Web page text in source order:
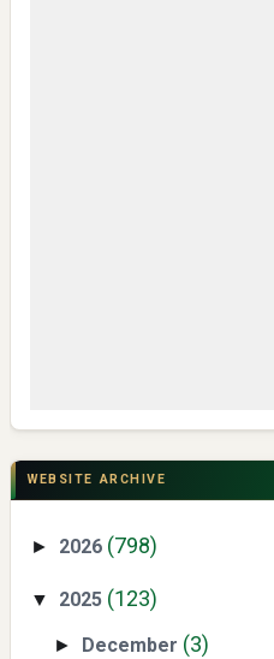
Non-Academic Prominence
WEBSITE ARCHIVE
► 2026 (798)
▼ 2025 (123)
► December (3)